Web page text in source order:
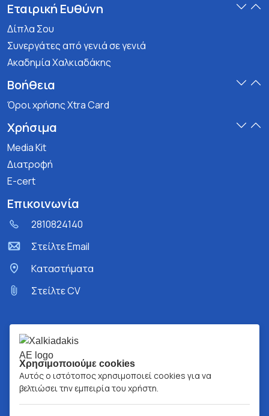
Εταιρική Ευθύνη
Δίπλα Σου
Συνεργάτες από γενιά σε γενιά
Ακαδημία Χαλκιαδάκης
Βοήθεια
Όροι χρήσης Xtra Card
Χρήσιμα
Media Kit
Διατροφή
E-cert
Επικοινωνία
2810824140
Στείλτε Email
Kαταστήματα
Στείλτε CV
Χρησιμοποιούμε cookies
Αυτός ο ιστότοπος χρησιμοποιεί cookies για να
βελτιώσει την εμπειρία του χρήστη.